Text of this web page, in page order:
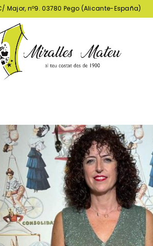
Major, nº9. 03780 Pego (Alicante-España)